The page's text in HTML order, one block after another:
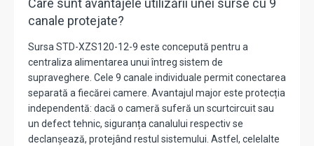
Care sunt avantajele utilizării unei surse cu 9
canale protejate?
Sursa STD-XZS120-12-9 este concepută pentru a
centraliza alimentarea unui întreg sistem de
supraveghere. Cele 9 canale individuale permit conectarea
separată a fiecărei camere. Avantajul major este protecția
independentă: dacă o cameră suferă un scurtcircuit sau
un defect tehnic, siguranța canalului respectiv se
declanșează, protejând restul sistemului. Astfel, celelalte